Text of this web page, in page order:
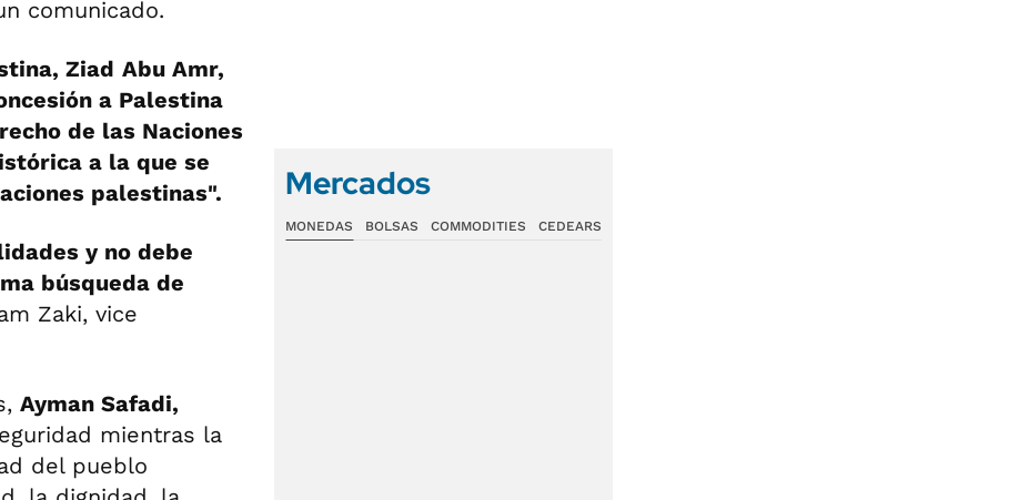
comunicado.
Ziad Abu Amr,
a Palestina
de las Naciones
a la que se
palestinas".
y no debe
búsqueda de
Zaki, vice
Ayman Safadi,
mientras la
del pueblo
Mercados
MONEDAS BOLSAS COMMODITIES CEDEARS